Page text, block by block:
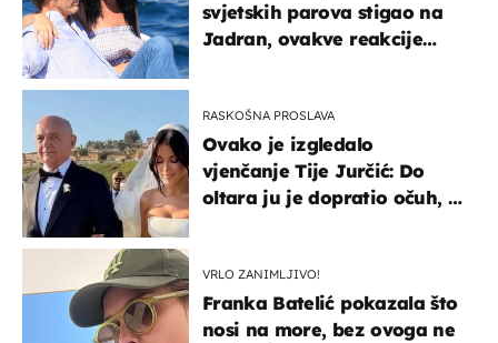
svjetskih parova stigao na
Jadran, ovakve reakcije
RASKOŠNA PROSLAVA
Ovako je izgledalo
vjenčanje Tije Jurčić: Do
oltara ju je dopratio očuh, a
VRLO ZANIMLJIVO!
Franka Batelić pokazala što
nosi na more, bez ovoga ne